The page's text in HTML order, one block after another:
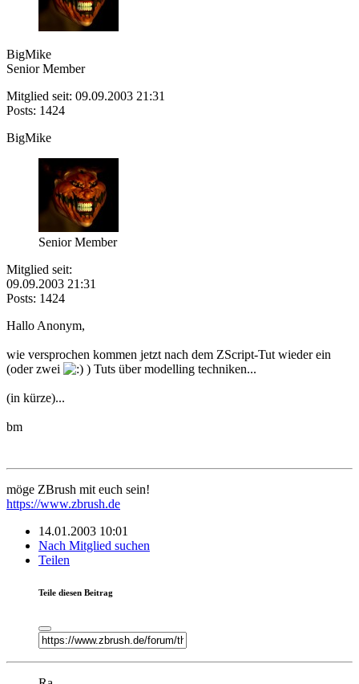
BigMike
Senior Member
Mitglied seit: 09.09.2003 21:31
Posts: 1424
BigMike
Senior Member
Mitglied seit:
09.09.2003 21:31
Posts: 1424
Hallo Anonym,
wie versprochen kommen jetzt nach dem ZScript-Tut wieder ein
(oder zwei
) Tuts über modelling techniken...
(in kürze)...
bm
möge ZBrush mit euch sein!
https://www.zbrush.de
14.01.2003 10:01
Nach Mitglied suchen
Teilen
Teile diesen Beitrag